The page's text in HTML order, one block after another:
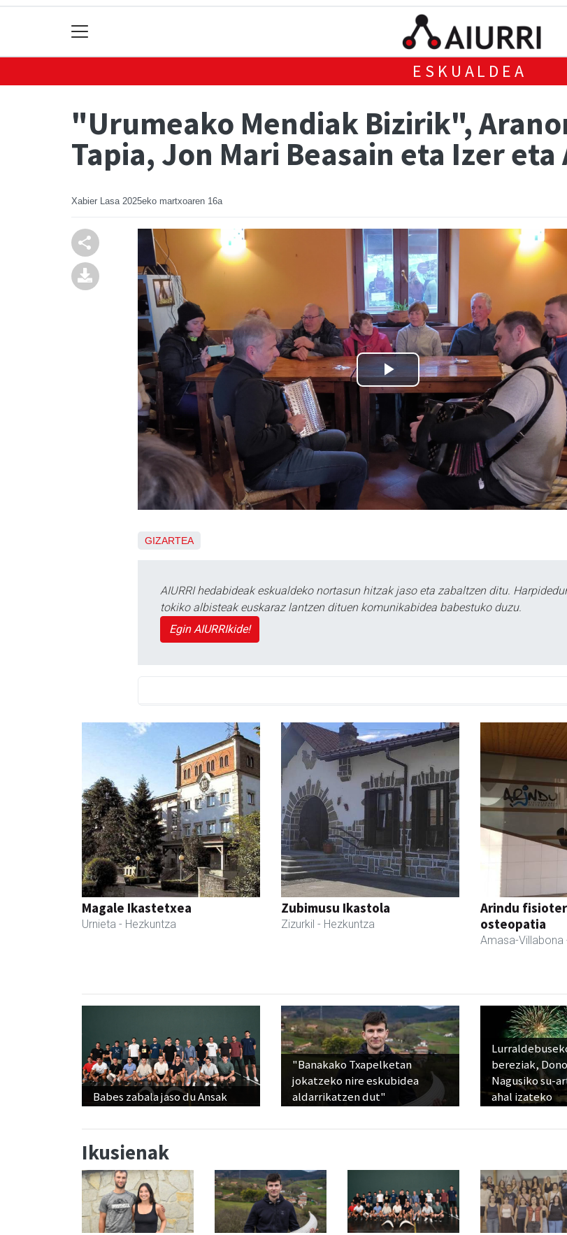
ESKUALDEA
"Urumeako Mendiak Bizirik",
Tapia, Jon Mari Beasain eta Izer
Xabier Lasa 2025eko martxoaren 16a
GIZARTEA
AIURRI hedabideak eskualdeko nortasun hitzak jaso eta zabaltzen ditu.
tokiko albisteak euskaraz lantzen dituen komunikabidea babestuko duzu.
Egin AIURRIkide!
Magale Ikastetxea
Urnieta - Hezkuntza
Zubimusu Ikastola
Zizurkil - Hezkuntza
Arindu
osteopatia
Amasa-Villabona
Babes zabala jaso du Ansak
"Banakako Txapelketan
jokatzeko nire eskubidea
aldarrikatzen dut"
bereziak,
Nagusiko su-
ahal izateko
Ikusienak